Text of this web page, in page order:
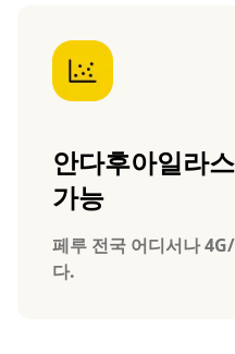
안다후아일라
가능
페루 전국 어디서나
다.